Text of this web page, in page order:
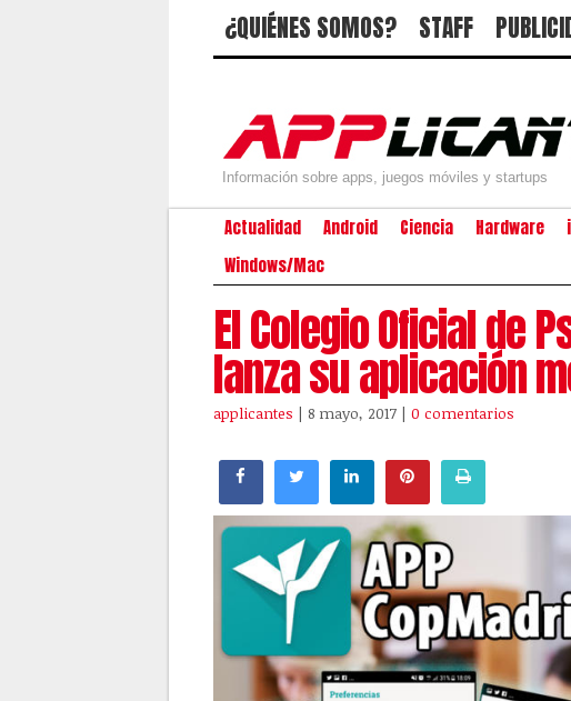
¿QUIÉNES SOMOS? STAFF
Información sobre apps, juegos móviles y startups
Actualidad Android Ciencia Hardware
Windows/Mac
El Colegio Oficial de
lanza su aplicación
applicantes | 8 mayo, 2017 | 0 comentarios